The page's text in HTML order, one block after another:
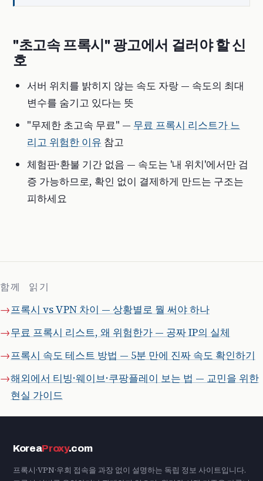
"초고속 프록시" 광고에서 걸러야 할 신
호
서버 위치를 밝히지 않는 속도 자랑 — 속도의 최대
변수를 숨기고 있다는 뜻
"무제한 초고속 무료" — 무료 프록시 리스트가 느
리고 위험한 이유 참고
체험판·환불 기간 없음 — 속도는 '내 위치'에서만 검
증 가능하므로, 확인 없이 결제하게 만드는 구조는
피하세요
함께 읽기
프록시 vs VPN 차이 — 상황별로 뭘 써야 하나
무료 프록시 리스트, 왜 위험한가 — 공짜 IP의 실체
프록시 속도 테스트 방법 — 5분 만에 진짜 속도 확인하기
해외에서 티빙·웨이브·쿠팡플레이 보는 법 — 교민을 위한
현실 가이드
KoreaProxy.com
프록시·VPN·우회 접속을 과장 없이 설명하는 독립 정보 사이트입니다.